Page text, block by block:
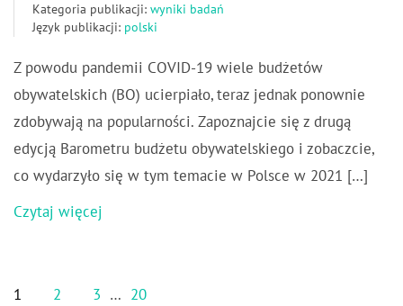
Kategoria publikacji: wyniki badań
Język publikacji: polski
Z powodu pandemii COVID-19 wiele budżetów
obywatelskich (BO) ucierpiało, teraz jednak ponownie
zdobywają na popularności. Zapoznajcie się z drugą
edycją Barometru budżetu obywatelskiego i zobaczcie,
co wydarzyło się w tym temacie w Polsce w 2021 […]
Czytaj więcej
1 2 3 … 20